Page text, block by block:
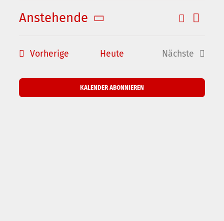
und
Suche
Anstehende
auswählen.
VorherigeVeranstaltungen
Heute
Nächste
KALENDER ABONNIEREN